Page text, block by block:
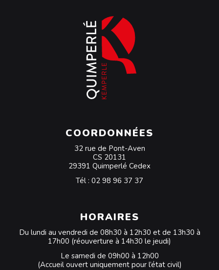
COORDONNÉES
32 rue de Pont-Aven
CS 20131
29391 Quimperlé Cedex
Tél : 02 98 96 37 37
HORAIRES
Du lundi au vendredi de 08h30 à 12h30 et de 13h30 à
17h00 (réouverture à 14h30 le jeudi)
Le samedi de 09h00 à 12h00
(Accueil ouvert uniquement pour l’état civil)